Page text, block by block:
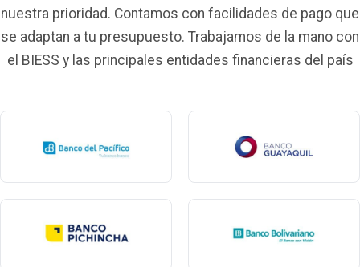
nuestra prioridad. Contamos con facilidades de pago que
se adaptan a tu presupuesto. Trabajamos de la mano con
el BIESS y las principales entidades financieras del país